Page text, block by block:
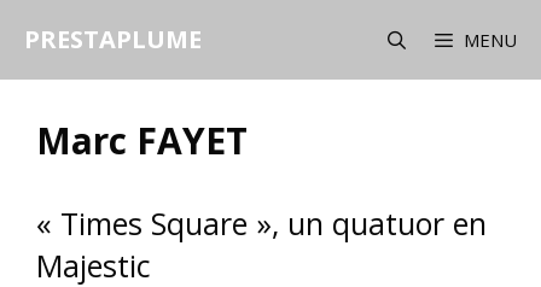
PRESTAPLUME MENU
Marc FAYET
« Times Square », un quatuor en
Majestic